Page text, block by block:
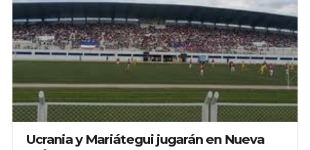
Ucrania y Mariátegui jugarán en Nueva